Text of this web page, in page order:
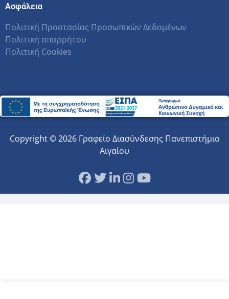
Ασφάλεια
Πολιτική Προστασίας Προσωπικών Δεδομένων
Πολιτική απορρήτου
Πολιτική Cookies
Copyright © 2026 Γραφείο Διασύνδεσης Πανεπιστήμιο
Αιγαίου